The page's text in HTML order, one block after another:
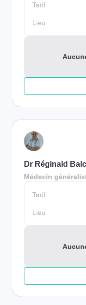
Tarif
Lieu
Dr Réginald
Médecin
Tarif
Lieu